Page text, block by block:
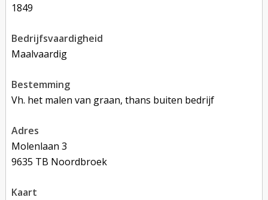
1849
bedrijfsvaardigheid
Maalvaardig
bestemming
Vh. het malen van graan, thans buiten bedrijf
adres
Molenlaan 3
9635 TB Noordbroek
kaart